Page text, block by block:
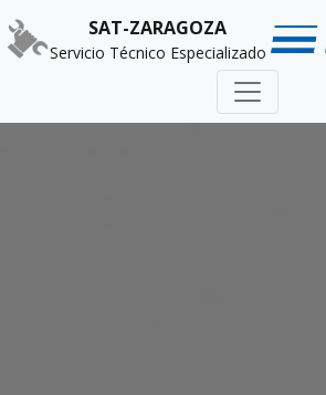
SAT-ZARAGOZA
Servicio Técnico Especializado